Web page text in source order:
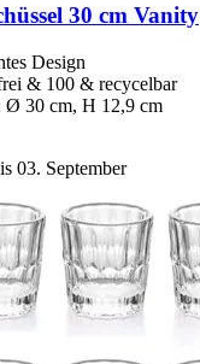
30 cm Vanity
Design
& 100 & recycelbar
Ø 30 cm, H 12,9 cm
03. September